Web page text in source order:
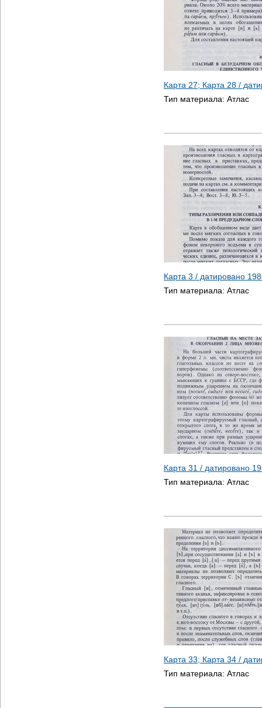
Карта 27; Карта 28 /
Тип материала: Атлас
Карта 3 / датировано
Тип материала: Атлас
Карта 31 / датировано
Тип материала: Атлас
Карта 33; Карта 34 /
Тип материала: Атлас